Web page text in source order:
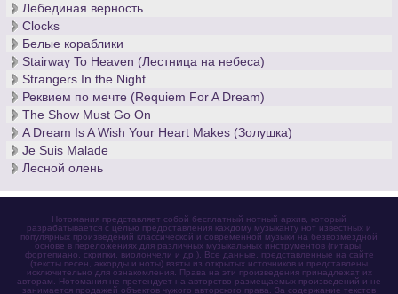
Лебединая верность
Clocks
Белые кораблики
Stairway To Heaven (Лестница на небеса)
Strangers In the Night
Реквием по мечте (Requiem For A Dream)
The Show Must Go On
A Dream Is A Wish Your Heart Makes (Золушка)
Je Suis Malade
Лесной олень
Нотомания представляет собой бесплатный нотный архив, который
разрабатывается с целью предоставления каждому музыканту нот известных и
популярных произведений классической и современной музыки на безвозмездной
основе в переложениях для различных музыкальных инструментов (гитары,
фортепиано, скрипки, виолончели и др.). Все данные, представленные на сайте
(тексты песен, аккорды и ноты) взяты из открытых источников и представлены
исключительно для ознакомления. Права на эти произведения принадлежат их
авторам. Нотомания не претендует на авторство размещаемых произведений и не
занимается продажей объектов чужого авторского права. За содержание текстов